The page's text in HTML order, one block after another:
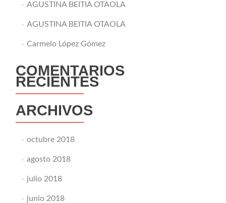
AGUSTINA BEITIA OTAOLA
AGUSTINA BEITIA OTAOLA
Carmelo López Gómez
COMENTARIOS
RECIENTES
ARCHIVOS
octubre 2018
agosto 2018
julio 2018
junio 2018